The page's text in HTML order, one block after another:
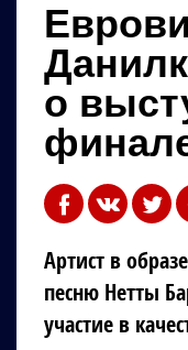
о
Артист в
песню Нетты
участие в